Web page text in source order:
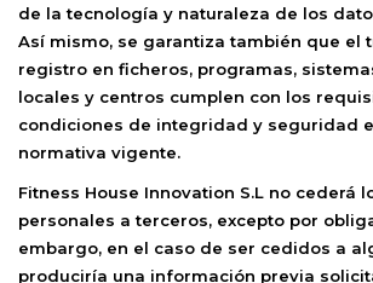
de la tecnología y naturaleza de los
Así mismo, se garantiza también que el
registro en ficheros, programas,
locales y centros cumplen con los
condiciones de integridad y seguridad
normativa vigente.
Fitness House Innovation S.L no cederá
personales a terceros, excepto por
embargo, en el caso de ser cedidos a
produciría una información previa